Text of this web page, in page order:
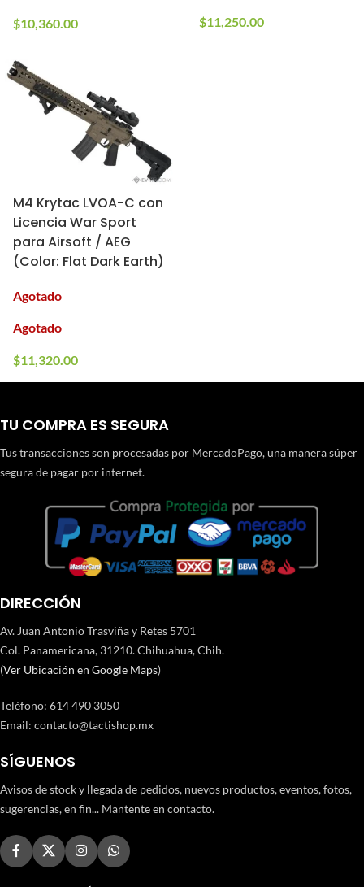
$10,360.00 $11,250.00
M4 Krytac LVOA-C con
Licencia War Sport
para Airsoft / AEG
(Color: Flat Dark Earth)
Agotado
Agotado
$11,320.00
TU COMPRA ES SEGURA
Tus transacciones son procesadas por MercadoPago, una manera súper
segura de pagar por internet.
DIRECCIÓN
Av. Juan Antonio Trasviña y Retes 5701
Col. Panamericana, 31210. Chihuahua, Chih.
(Ver Ubicación en Google Maps)
Teléfono: 614 490 3050
Email: contacto@tactishop.mx
SÍGUENOS
Avisos de stock y llegada de pedidos, nuevos productos, eventos, fotos,
sugerencias, en fin... Mantente en contacto.